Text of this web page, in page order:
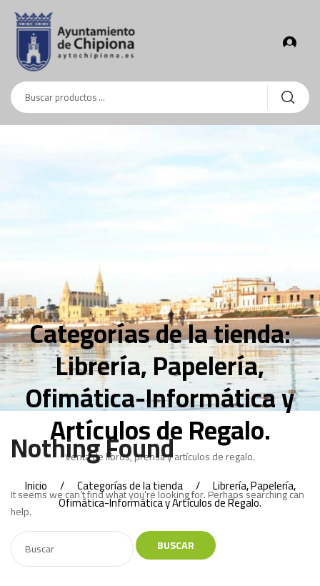
Categorías de la tienda:
Librería, Papelería,
Ofimática-Informática y
Artículos de Regalo.
Venta de libros, prensa y artículos de regalo.
Inicio Categorías de la tienda
Librería, Papelería,
Ofimática-Informática y Artículos de Regalo.
Nothing Found
It seems we can’t find what you’re looking for. Perhaps searching can
help.
BUSCAR